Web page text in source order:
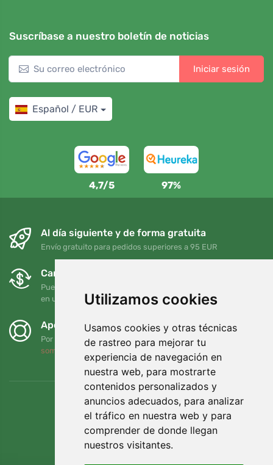
Utilizamos cookies
Usamos cookies y otras técnicas
de rastreo para mejorar tu
experiencia de navegación en
nuestra web, para mostrarte
contenidos personalizados y
anuncios adecuados, para analizar
el tráfico en nuestra web y para
comprender de donde llegan
nuestros visitantes.
Suscríbase a nuestro boletín de noticias
Iniciar sesión
Español / EUR
4,7/5 97%
Al día siguiente y de forma gratuita
Envío gratuito para pedidos superiores a 95 EUR
Cambios y devoluciones gratuitos
Puede devolver o cambiar su pedido en cualquier momento
en un plazo de 90 días
Apoyamos a Trees.org
Por cada pedido plantamos un árbol. Leer más
somos